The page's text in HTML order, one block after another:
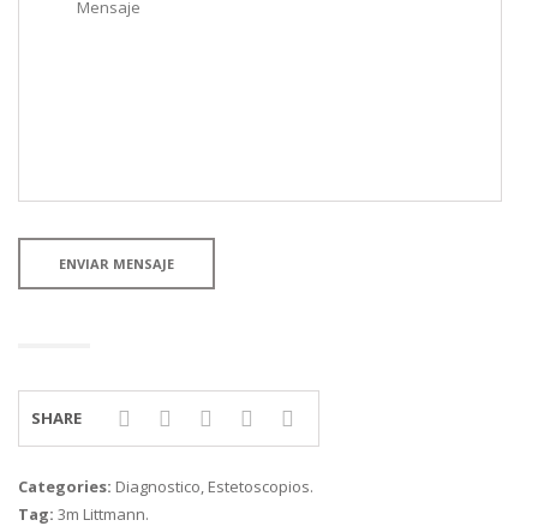
SHARE
Categories: Diagnostico Estetoscopios.
Tag: 3m Littmann.